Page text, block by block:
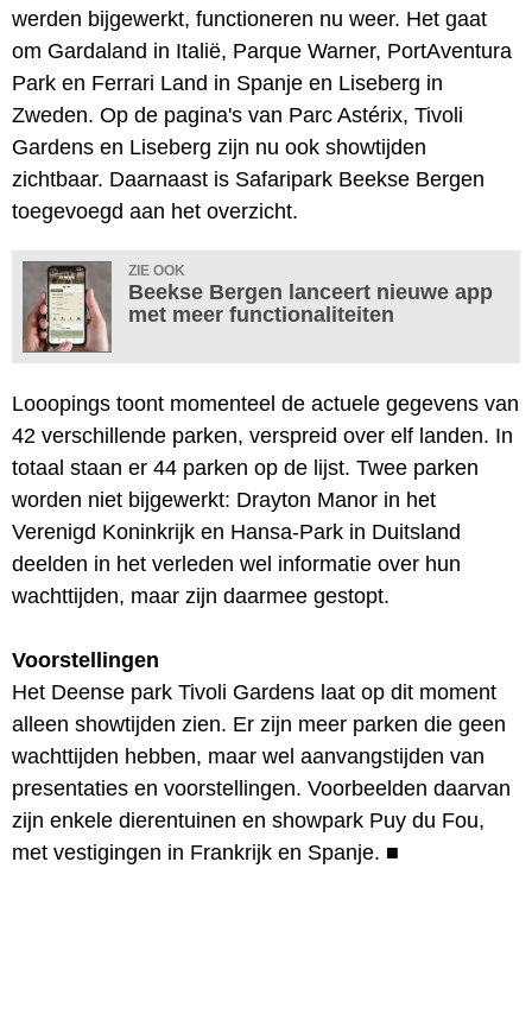
werden bijgewerkt, functioneren nu weer. Het gaat
om Gardaland in Italië, Parque Warner, PortAventura
Park en Ferrari Land in Spanje en Liseberg in
Zweden. Op de pagina's van Parc Astérix, Tivoli
Gardens en Liseberg zijn nu ook showtijden
zichtbaar. Daarnaast is Safaripark Beekse Bergen
toegevoegd aan het overzicht.
ZIE OOK
Beekse Bergen lanceert nieuwe app
met meer functionaliteiten
Looopings toont momenteel de actuele gegevens van
42 verschillende parken, verspreid over elf landen. In
totaal staan er 44 parken op de lijst. Twee parken
worden niet bijgewerkt: Drayton Manor in het
Verenigd Koninkrijk en Hansa-Park in Duitsland
deelden in het verleden wel informatie over hun
wachttijden, maar zijn daarmee gestopt.
Voorstellingen
Het Deense park Tivoli Gardens laat op dit moment
alleen showtijden zien. Er zijn meer parken die geen
wachttijden hebben, maar wel aanvangstijden van
presentaties en voorstellingen. Voorbeelden daarvan
zijn enkele dierentuinen en showpark Puy du Fou,
met vestigingen in Frankrijk en Spanje. ■